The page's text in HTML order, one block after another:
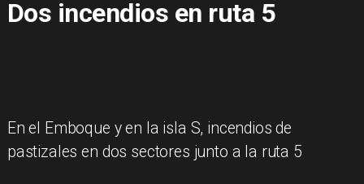
Dos incendios en ruta 5
En el Emboque y en la isla S, incendios de
pastizales en dos sectores junto a la ruta 5